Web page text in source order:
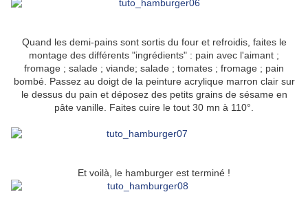
Quand les demi-pains sont sortis du four et refroidis, faites le
montage des différents "ingrédients" : pain avec l'aimant ;
fromage ; salade ; viande; salade ; tomates ; fromage ; pain
bombé. Passez au doigt de la peinture acrylique marron clair sur
le dessus du pain et déposez des petits grains de sésame en
pâte vanille. Faites cuire le tout 30 mn à 110°.
Et voilà, le hamburger est terminé !